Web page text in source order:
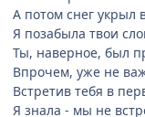
А потом снег укрыл
Я позабыла твои
Ты, наверное, был
Впрочем, уже не
Встретив тебя в
Я знала - мы не